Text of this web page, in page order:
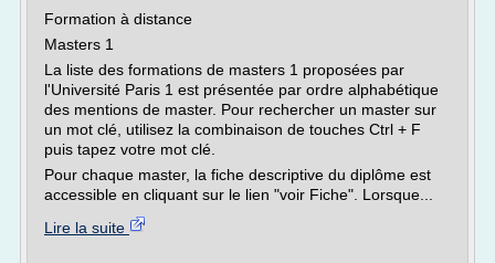
Formation à distance
Masters 1
La liste des formations de masters 1 proposées par
l'Université Paris 1 est présentée par ordre alphabétique
des mentions de master. Pour rechercher un master sur
un mot clé, utilisez la combinaison de touches Ctrl + F
puis tapez votre mot clé.
Pour chaque master, la fiche descriptive du diplôme est
accessible en cliquant sur le lien "voir Fiche". Lorsque...
Lire la suite